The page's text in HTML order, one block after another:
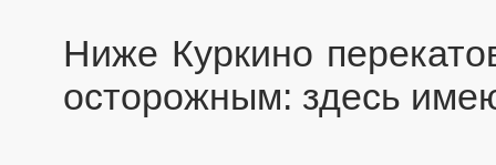
Ниже Куркино
осторожным: здесь